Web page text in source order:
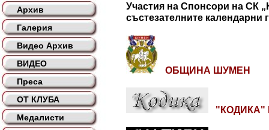
Архив
Галерия
Видео Архив
ВИДЕО
Преса
ОТ КЛУБА
Медалисти
Участия на Спонсори на СК
състезателните календарни
ОБЩИНА ШУМЕН
"КОДИКА"